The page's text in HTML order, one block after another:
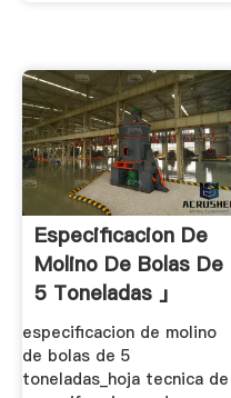
Especificacion De
Molino De Bolas De
5 Toneladas 」
especificacion de molino
de bolas de 5
toneladas_hoja tecnica de